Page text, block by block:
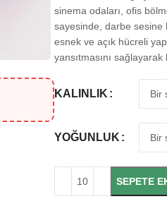
sinema odaları, ofis
sayesinde, darbe sesine
esnek ve açık hücreli
yansıtmasını
KALINLIK
YOĞUNLUK
SEPETE